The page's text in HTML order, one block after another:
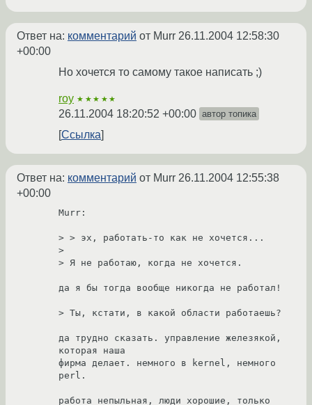
Ответ на: комментарий от Murr 26.11.2004 12:58:30
+00:00
Но хочется то самому такое написать ;)
roy ★★★★★
26.11.2004 18:20:52 +00:00 автор топика
Ссылка
Ответ на: комментарий от Murr 26.11.2004 12:55:38
+00:00
Murr:
> > эх, работать-то как не хочется...
>
> Я не работаю, когда не хочется.
да я бы тогда вообще никогда не работал!
> Ты, кстати, в какой области работаешь?
да трудно сказать. управление железякой,
которая наша
фирма делает. немного в kernel, немного
perl.
работа непыльная, люди хорошие, только